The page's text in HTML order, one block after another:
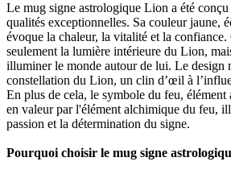
Le mug signe astrologique Lion a été conçu
qualités exceptionnelles. Sa couleur jaune,
évoque la chaleur, la vitalité et la
seulement la lumière intérieure du Lion,
illuminer le monde autour de lui. Le design
constellation du Lion, un clin d’œil à
En plus de cela, le symbole du feu, élément
en valeur par l'élément alchimique du feu,
passion et la détermination du signe.
Pourquoi choisir le mug signe